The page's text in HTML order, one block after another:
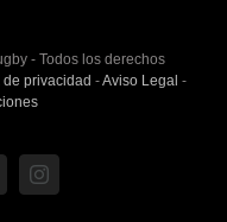
- Todos los derechos
de privacidad -Aviso Legal -
Instagram